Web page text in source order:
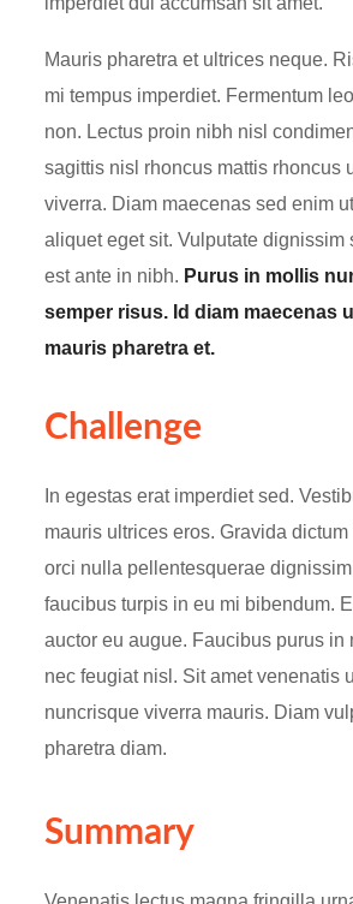
Mauris pharetra et ultrices neque.
mi tempus imperdiet. Fermentum
non. Lectus proin nibh nisl
sagittis nisl rhoncus mattis rhoncus
viverra. Diam maecenas sed enim
aliquet eget sit. Vulputate dignissim
est ante in nibh. Purus in mollis
semper risus. Id diam maecenas
mauris pharetra et.
Challenge
In egestas erat imperdiet sed.
mauris ultrices eros. Gravida
orci nulla pellentesquerae
faucibus turpis in eu mi bibendum.
auctor eu augue. Faucibus purus in
nec feugiat nisl. Sit amet venenatis
nuncrisque viverra mauris. Diam
pharetra diam.
Summary